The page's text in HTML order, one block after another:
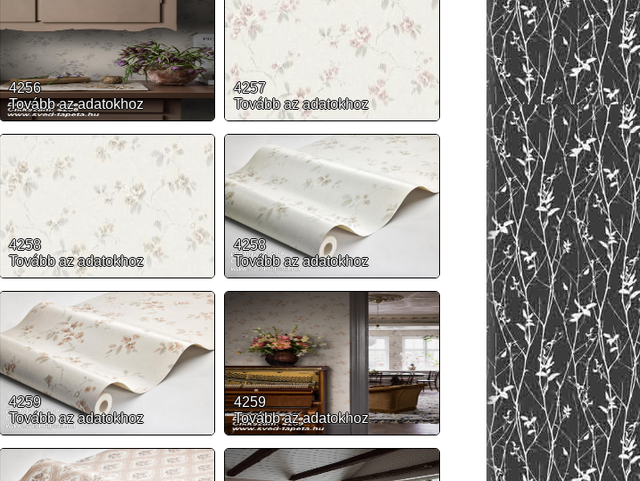
4256
Tovább az adatokhoz
4257
Tovább az adatokhoz
4258
Tovább az adatokhoz
4258
Tovább az adatokhoz
4259
Tovább az adatokhoz
4259
Tovább az adatokhoz